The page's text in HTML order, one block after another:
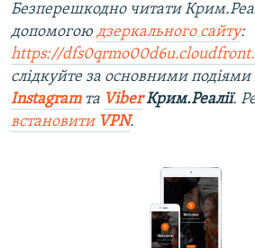
Безперешкодно читати
допомогою дзеркального сайту:
https://
слідкуйте за основними подіями
Instagramта ViberКрим.Реалії.
встановити VPN.